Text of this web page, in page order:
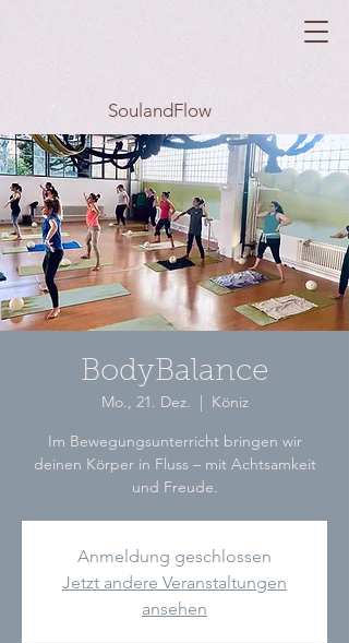
SoulandFlow
BodyBalance
Mo., 21. Dez.
  |
Köniz
Im Bewegungsunterricht bringen wir
deinen Körper in Fluss – mit Achtsamkeit
und Freude.
Anmeldung geschlossen
Jetzt andere Veranstaltungen
ansehen